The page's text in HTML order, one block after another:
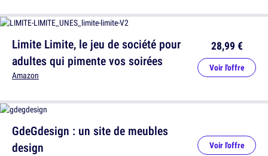
GdeGdesign : un site de meubles
design
Voir l'offre
Limite Limite, le jeu de société pour
adultes qui pimente vos soirées
Amazon
28,99 €
Voir l'offre